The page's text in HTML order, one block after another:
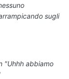
sugli
"Uhhh abbiamo